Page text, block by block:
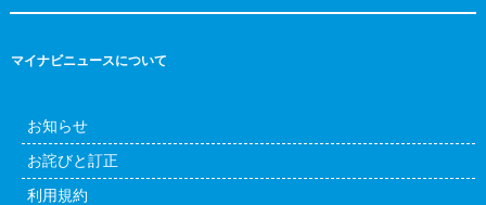
マイナビニュースについて
お知らせ
お詫びと訂正
利用規約